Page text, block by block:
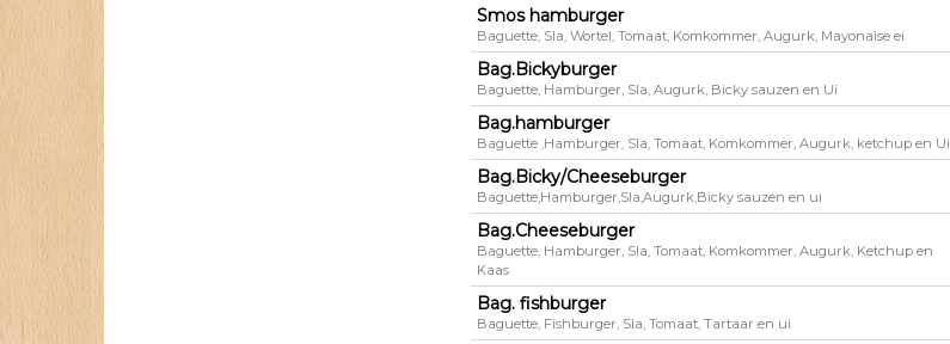
Smos hamburger
Baguette, Sla, Wortel, Tomaat, Komkommer, Augurk, Mayonaise ei
Bag.Bickyburger
Baguette, Hamburger, Sla, Augurk, Bicky sauzen en Ui
Bag.hamburger
Baguette ,Hamburger, Sla, Tomaat, Komkommer, Augurk, ketchup en Ui
Bag.Bicky/Cheeseburger
Baguette,Hamburger,Sla,Augurk,Bicky sauzen en ui
Bag.Cheeseburger
Baguette, Hamburger, Sla, Tomaat, Komkommer, Augurk, Ketchup en
Kaas
Bag. fishburger
Baguette, Fishburger, Sla, Tomaat, Tartaar en ui